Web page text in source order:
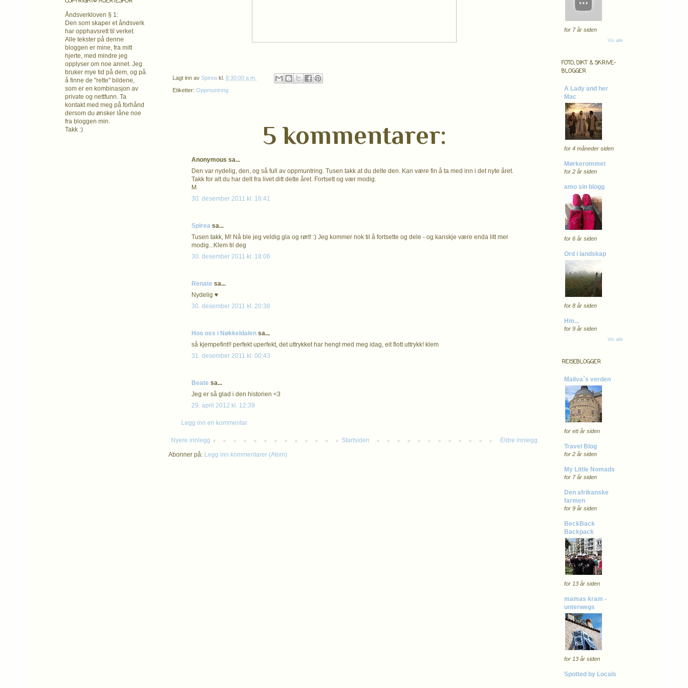
Lagt inn av Spirea kl. 8:30:00 a.m.
Etiketter: Oppmuntring
5 kommentarer:
Anonymous sa...
Den var nydelig, den, og så full av oppmuntring. Tusen takk at du delte den. Kan være fin å ta med inn i det nyte året.
Takk for alt du har delt fra livet ditt dette året. Fortsett og vær modig.
M
30. desember 2011 kl. 16:41
Spirea sa...
Tusen takk, M! Nå ble jeg veldig gla og rørt! :) Jeg kommer nok til å fortsette og dele - og kanskje være enda litt mer
modig...Klem til deg
30. desember 2011 kl. 18:06
Renate sa...
Nydelig ♥
30. desember 2011 kl. 20:38
Hos oss i Nøkkeldalen sa...
så kjempefint!! perfekt uperfekt, det uttrykket har hengt med meg idag, eit flott uttrykk! klem
31. desember 2011 kl. 00:43
Beate sa...
Jeg er så glad i den historien <3
29. april 2012 kl. 12:39
Legg inn en kommentar
Nyere innlegg Eldre innlegg
Startsiden
Abonner på: Legg inn kommentarer (Atom)
Åndsverkloven § 1:
Den som skaper et åndsverk
har opphavsretttil verket.
Alle tekster på denne
bloggen er mine, fra mitt
hjerte, med mindre jeg
opplyser om noe annet. Jeg
bruker mye tid på dem, og på
å finne de "rette" bildene,
som er en kombinasjon av
private og nettfunn. Ta
kontakt med meg på forhånd
dersom du ønsker låne noe
fra bloggen min.
Takk :)
for 7 år siden
Vis alle
FOTO, DIKT & SKRIVE-
BLOGGER
A Lady and her
Mac
for 4 måneder siden
Mørkerommet
for 2 år siden
amo sin blogg
for 6 år siden
Ord i landskap
for 8 år siden
Hm...
for 9 år siden
Vis alle
REISEBLOGGER
Maliva`s verden
for ett år siden
Travel Blog
for 2 år siden
My Little Nomads
for 7 år siden
Den afrikanske
farmen
for 9 år siden
BeckBack
Backpack
for 13 år siden
mamas kram -
unterwegs
for 13 år siden
Spotted by Locals